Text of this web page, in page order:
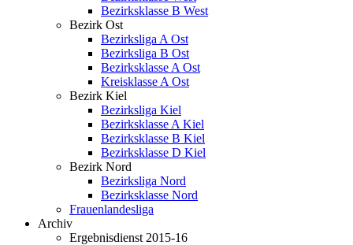
Bezirksklasse B West
Bezirk Ost
Bezirksliga A Ost
Bezirksliga B Ost
Bezirksklasse A Ost
Kreisklasse A Ost
Bezirk Kiel
Bezirksliga Kiel
Bezirksklasse A Kiel
Bezirksklasse B Kiel
Bezirksklasse D Kiel
Bezirk Nord
Bezirksliga Nord
Bezirksklasse Nord
Frauenlandesliga
Archiv
Ergebnisdienst 2015-16